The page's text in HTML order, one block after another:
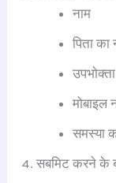
नाम
पिता का
मोबाइल
समस्या
सबमिट करने के